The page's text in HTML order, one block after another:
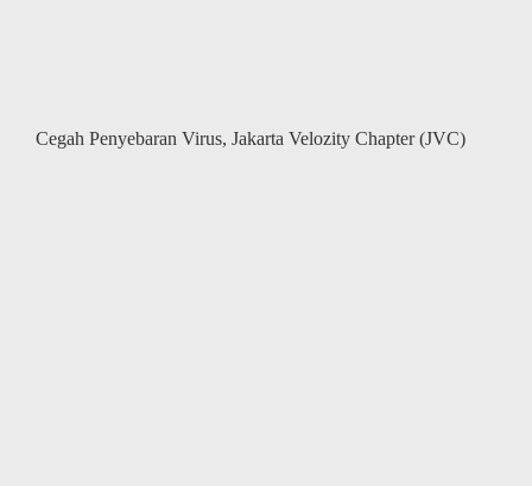
Cegah Penyebaran Virus, Jakarta Velozity Chapter (JVC)